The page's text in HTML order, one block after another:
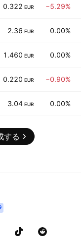
0.322 EUR −5.29%
2.36 EUR 0.00%
1.460 EUR 0.00%
0.220 EUR −0.90%
3.04 EUR 0.00%
する